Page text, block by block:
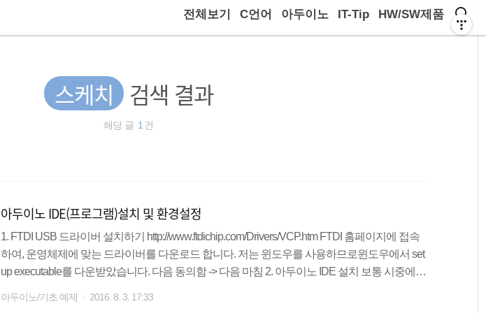
전체보기 C언어 아두이노 IT-Tip HW/SW제품
스케치 검색 결과
해당 글 1 건
아두이노 IDE(프로그램)설치 및 환경설정
1. FTDI USB 드라이버 설치하기 http://www.ftdichip.com/Drivers/VCP.htm FTDI 홈페이지에 접속
하여, 운영체제에 맞는 드라이버를 다운로드 합니다. 저는 윈도우를 사용하므로윈도우에서 set
up executable를 다운받았습니다. 다음 동의함 -> 다음 마침 2. 아두이노 IDE 설치 보통 시중에서
아두이노/기초 예제 2016. 8. 3. 17:33